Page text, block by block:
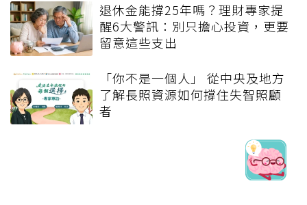
退休金能撐25年嗎？理財專家提
醒6大警訊：別只擔心投資，更要
留意這些支出
「你不是一個人」 從中央及地方
了解長照資源如何撐住失智照顧
者